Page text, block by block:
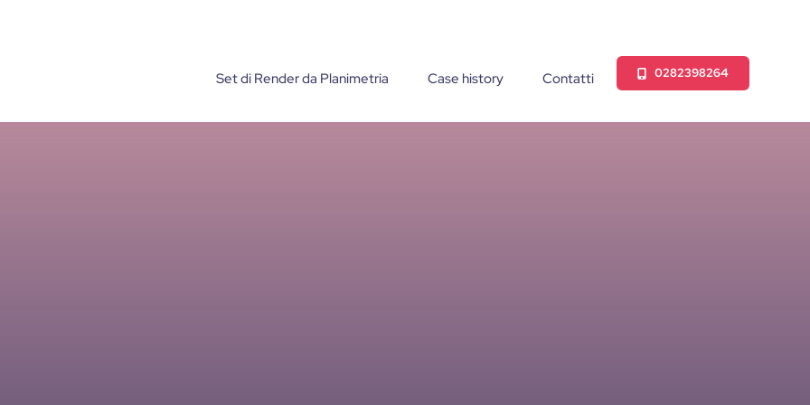
Set di Render da Planimetria Case history Contatti 0282398264